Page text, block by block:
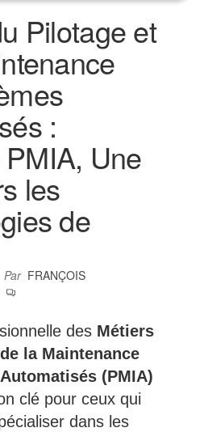
Pilotage et
:
Une
les
de
Par FRANÇOIS
des Métiers
la Maintenance
(PMIA)
clé pour ceux qui
dans les